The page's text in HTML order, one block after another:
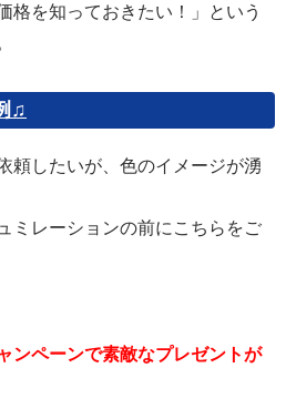
格を知っておきたい！」という
♫
頼したいが、色のイメージが湧
ミレーションの前にこちらをご
ンペーンで素敵なプレゼントが